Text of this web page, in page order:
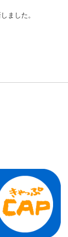
ました。